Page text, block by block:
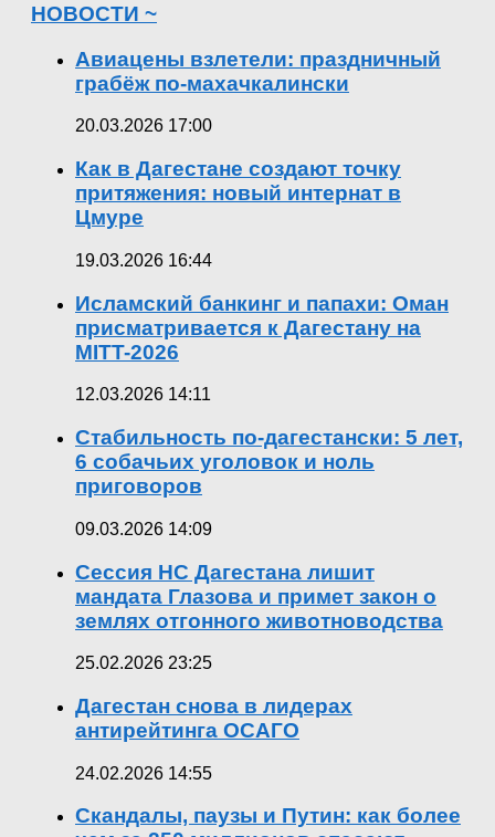
НОВОСТИ ~
Авиацены взлетели: праздничный
грабёж по-махачкалински
20.03.2026 17:00
Как в Дагестане создают точку
притяжения: новый интернат в
Цмуре
19.03.2026 16:44
Исламский банкинг и папахи: Оман
присматривается к Дагестану на
MITT-2026
12.03.2026 14:11
Стабильность по-дагестански: 5 лет,
6 собачьих уголовок и ноль
приговоров
09.03.2026 14:09
Сессия НС Дагестана лишит
мандата Глазова и примет закон о
землях отгонного животноводства
25.02.2026 23:25
Дагестан снова в лидерах
антирейтинга ОСАГО
24.02.2026 14:55
Скандалы, паузы и Путин: как более